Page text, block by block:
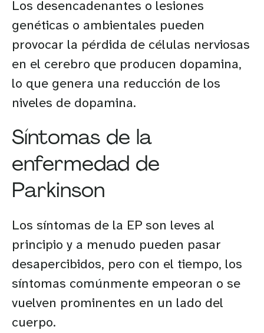
Los desencadenantes o lesiones
genéticas o ambientales pueden
provocar la pérdida de células nerviosas
en el cerebro que producen dopamina,
lo que genera una reducción de los
niveles de dopamina.
Síntomas de la
enfermedad de
Parkinson
Los síntomas de la EP son leves al
principio y a menudo pueden pasar
desapercibidos, pero con el tiempo, los
síntomas comúnmente empeoran o se
vuelven prominentes en un lado del
cuerpo.